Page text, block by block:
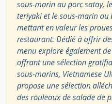
sous-marin au porc satay,
teriyaki et le sous-marin
mettant en valeur les
restaurant. Dédié à offrir
menu explore également
offrant une sélection
sous-marins, Vietnamese
propose une sélection
des rouleaux de salade de